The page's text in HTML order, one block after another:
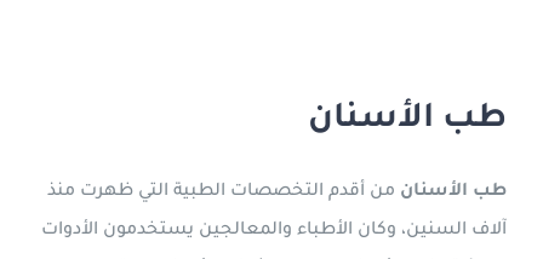
طب الأسنان
طب الأسنان من أقدم التخصصات الطبية التي ظهرت منذ
آلاف السنين، وكان الأطباء والمعالجين يستخدمون الأدوات